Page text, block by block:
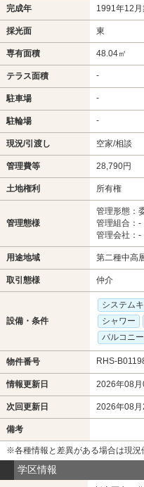
完成年 1991年12月
採光面 東
専有面積 48.04㎡
テラス面積 -
駐車場 -
駐輪場 -
現況/引渡し 空家/相談
管理費等 28,790円
土地権利 所有権
管理態様
管理形態：
管理組合：-
管理会社：-
用途地域 第二種中高
取引態様 仲介
設備・条件
システム
シャワー
バルコニー
物件番号 RHS-
情報更新日 2026年08月
次回更新日 2026年08月
備考
※各種情報と差異がある場合は現況
学区情報